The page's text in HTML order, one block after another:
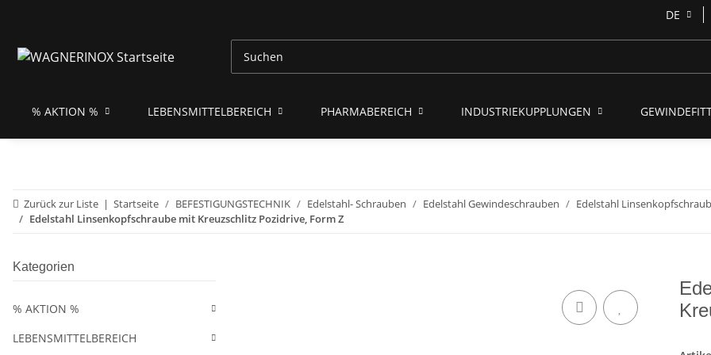
DE
% AKTION % LEBENSMITTELBEREICH PHARMABEREICH INDUSTRIEKUPPLUNGEN
Zurück zur Liste Startseite BEFESTIGUNGSTECHNIK Edelstahl- Schrauben Edelstahl Gewindeschrauben Edelstahl
Edelstahl Linsenkopfschraube mit Kreuzschlitz Pozidrive, Form Z
Kategorien
% AKTION %
LEBENSMITTELBEREICH